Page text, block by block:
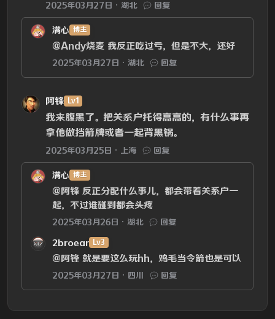
2025年03月27日 湖北 回复
满心 博主
@Andy烧麦 我反正吃过亏，但是不大，还好
2025年03月27日 湖北 回复
阿锋 Lv1
我来腹黑了。把关系户托得高高的，有什么事再
拿他做挡箭牌或者一起背黑锅。
2025年03月25日 上海 回复
满心 博主
@阿锋 反正分配什么事儿，都会带着关系户一
起，不过谁碰到都会头疼
2025年03月26日 湖北 回复
2broear Lv3
@阿锋 就是要这么玩hh，鸡毛当令箭也是可以
2025年03月27日 四川 回复